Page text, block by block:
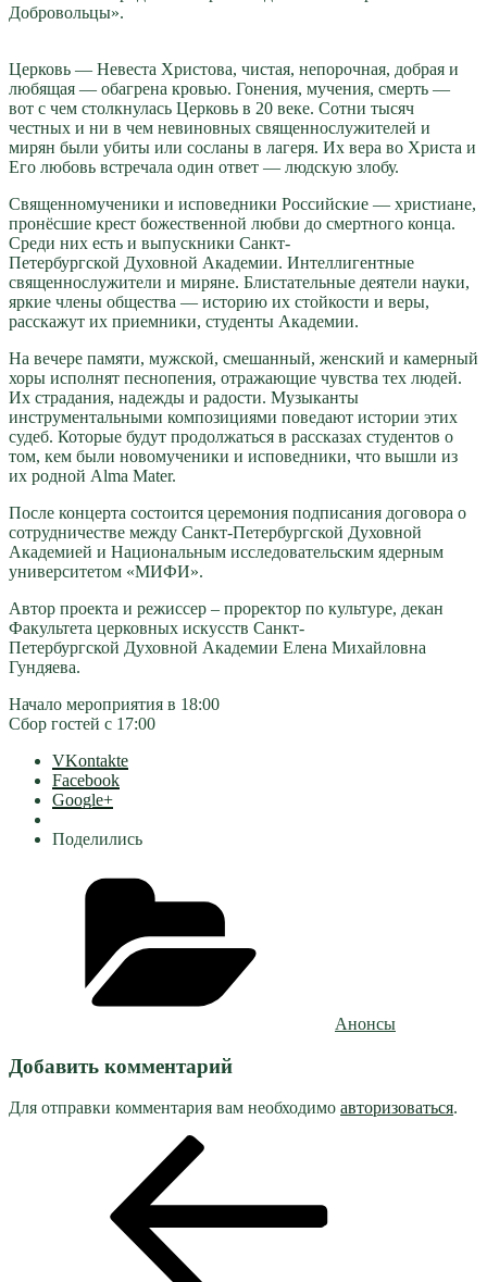
Добровольцы».
Церковь — Невеста Христова, чистая, непорочная, добрая и
любящая — обагрена кровью. Гонения, мучения, смерть —
вот с чем столкнулась Церковь в 20 веке. Сотни тысяч
честных и ни в чем невиновных священнослужителей и
мирян были убиты или сосланы в лагеря. Их вера во Христа и
Его любовь встречала один ответ — людскую злобу.
Священномученики и исповедники Российские — христиане,
пронёсшие крест божественной любви до смертного конца.
Среди них есть и выпускники Санкт-
Петербургской Духовной Академии. Интеллигентные
священнослужители и миряне. Блистательные деятели науки,
яркие члены общества — историю их стойкости и веры,
расскажут их приемники, студенты Академии.
На вечере памяти, мужской, смешанный, женский и камерный
хоры исполнят песнопения, отражающие чувства тех людей.
Их страдания, надежды и радости. Музыканты
инструментальными композициями поведают истории этих
судеб. Которые будут продолжаться в рассказах студентов о
том, кем были новомученики и исповедники, что вышли из
их родной Alma Mater.
После концерта состоится церемония подписания договора о
сотрудничестве между Санкт-Петербургской Духовной
Академией и Национальным исследовательским ядерным
университетом «МИФИ».
Автор проекта и режиссер – проректор по культуре, декан
Факультета церковных искусств Санкт-
Петербургской Духовной Академии Елена Михайловна
Гундяева.
Начало мероприятия в 18:00
Сбор гостей с 17:00
VKontakte
Facebook
Google+
Поделились
Анонсы
Добавить комментарий
Для отправки комментария вам необходимо авторизоваться.